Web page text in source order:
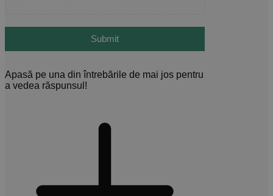
Submit
Apasă pe una din întrebările de mai jos pentru
a vedea răspunsul!